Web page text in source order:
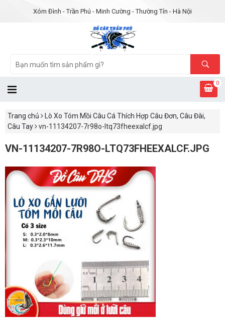
Xóm Đình - Trần Phú - Minh Cường - Thường Tín - Hà Nội
0
Trang chủ
Lò Xo Tóm Mồi Câu Cá Thích Hợp Câu Đơn, Câu Đài,
Câu Tay
vn-11134207-7r98o-ltq73fheexalcf.jpg
VN-11134207-7R98O-LTQ73FHEEXALCF.JPG